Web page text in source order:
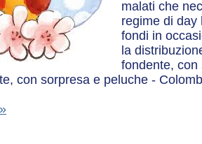
malati che
regime di day
fondi in
la
fondente, con
con sorpresa e peluche -